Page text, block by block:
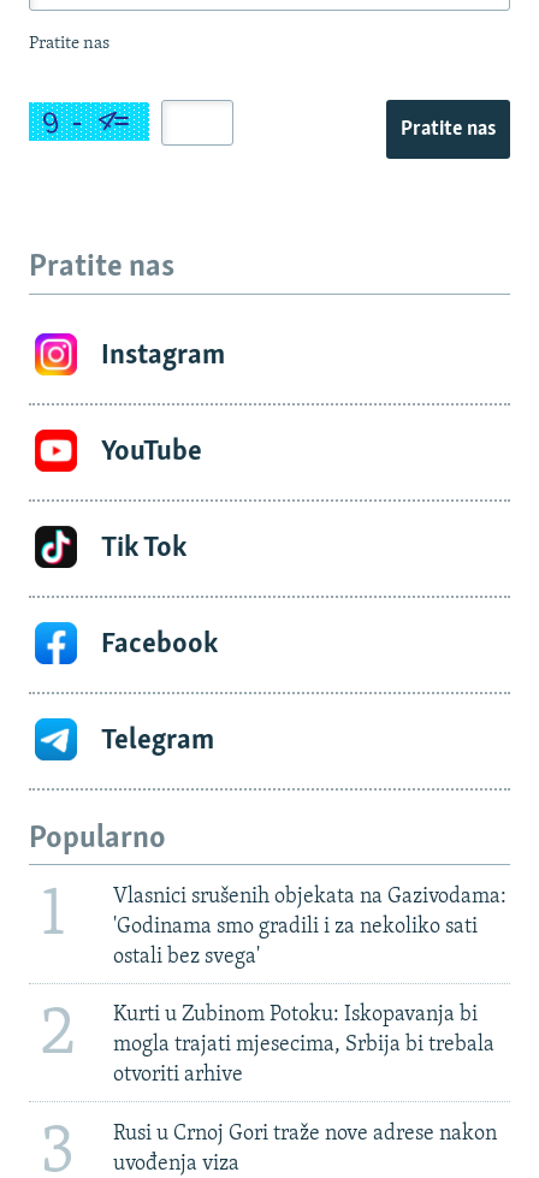
Pratite nas
Pratite nas
Pratite nas
Instagram
YouTube
Tik Tok
Facebook
Telegram
Popularno
1
Vlasnici srušenih objekata na Gazivodama:
'Godinama smo gradili i za nekoliko sati
ostali bez svega'
2
Kurti u Zubinom Potoku: Iskopavanja bi
mogla trajati mjesecima, Srbija bi trebala
otvoriti arhive
3
Rusi u Crnoj Gori traže nove adrese nakon
uvođenja viza